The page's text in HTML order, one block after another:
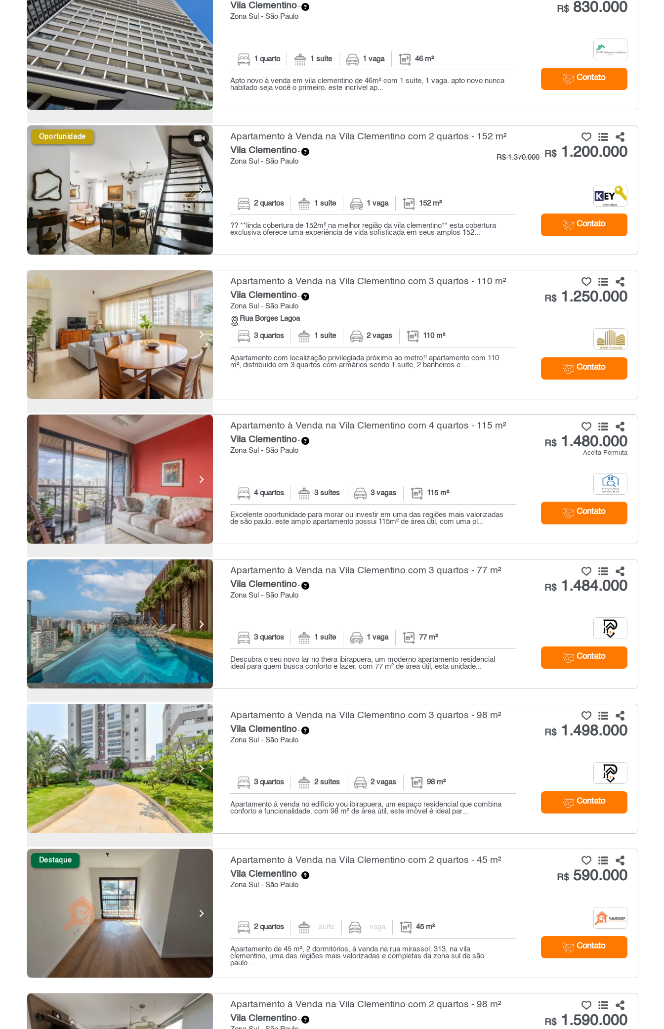
Vila Clementino-
Zona Sul - São Paulo
R$830.000
Contato
1 quarto 1 suíte 1 vaga 46 m²
Apto novo à venda em vila clementino de 46m² com 1 suíte, 1 vaga. apto novo nunca
habitado seja você o primeiro. este incrível ap...
Oportunidade Apartamento à Venda na Vila Clementino com 2 quartos - 152 m²
Vila Clementino-
Zona Sul - São Paulo
R$1.200.000
R$ 1.370.000
Contato
2 quartos 1 suíte 1 vaga 152 m²
?? **linda cobertura de 152m² na melhor região da vila clementino** esta cobertura
exclusiva oferece uma experiência de vida sofisticada em seus amplos 152...
Apartamento à Venda na Vila Clementino com 3 quartos - 110 m²
Vila Clementino-
Zona Sul - São Paulo
Rua Borges Lagoa
R$1.250.000
Contato
3 quartos 1 suíte 2 vagas 110 m²
Apartamento com localização privilegiada próximo ao metro!! apartamento com 110
m², distribuído em 3 quartos com armários sendo 1 suíte, 2 banheiros e ...
Apartamento à Venda na Vila Clementino com 4 quartos - 115 m²
Vila Clementino-
Zona Sul - São Paulo
R$1.480.000
Aceita Permuta
Contato
4 quartos 3 suítes 3 vagas 115 m²
Excelente oportunidade para morar ou investir em uma das regiões mais valorizadas
de são paulo. este amplo apartamento possui 115m² de área útil, com uma pl...
Apartamento à Venda na Vila Clementino com 3 quartos - 77 m²
Vila Clementino-
Zona Sul - São Paulo
R$1.484.000
Contato
3 quartos 1 suíte 1 vaga 77 m²
Descubra o seu novo lar no thera ibirapuera, um moderno apartamento residencial
ideal para quem busca conforto e lazer. com 77 m² de área útil, esta unidade...
Apartamento à Venda na Vila Clementino com 3 quartos - 98 m²
Vila Clementino-
Zona Sul - São Paulo
R$1.498.000
Contato
3 quartos 2 suítes 2 vagas 98 m²
Apartamento à venda no edifício you ibirapuera, um espaço residencial que combina
conforto e funcionalidade. com 98 m² de área útil, este imóvel é ideal par...
Destaque Apartamento à Venda na Vila Clementino com 2 quartos - 45 m²
Vila Clementino-
Zona Sul - São Paulo
R$590.000
Contato
2 quartos - suíte - vaga 45 m²
Apartamento de 45 m², 2 dormitórios, à venda na rua mirassol, 313, na vila
clementino, uma das regiões mais valorizadas e completas da zona sul de são
paulo...
Apartamento à Venda na Vila Clementino com 2 quartos - 98 m²
Vila Clementino- R$1.590.000